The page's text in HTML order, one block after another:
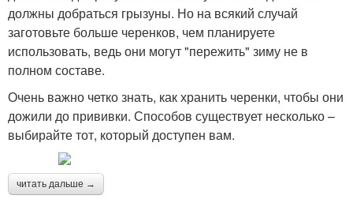
должны добраться грызуны. Но на всякий случай
заготовьте больше черенков, чем планируете
использовать, ведь они могут "пережить" зиму не в
полном составе.
Очень важно четко знать, как хранить черенки, чтобы они
дожили до прививки. Способов существует несколько –
выбирайте тот, который доступен вам.
читать дальше →